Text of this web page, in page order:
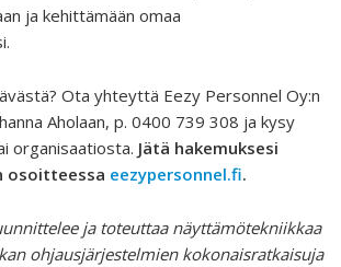
ja kehittämään omaa
Ota yhteyttä Eezy Personnel Oy:n
Aholaan, p. 0400 739 308 ja kysy
organisaatiosta. Jätä hakemuksesi
osoitteessa eezypersonnel.fi.
ja toteuttaa näyttämötekniikkaa
ohjausjärjestelmien kokonaisratkaisuja